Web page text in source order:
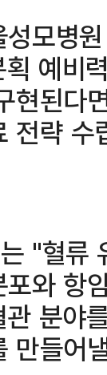
모병
예비
현된다
전략
"혈류
와 항
분야
만들어